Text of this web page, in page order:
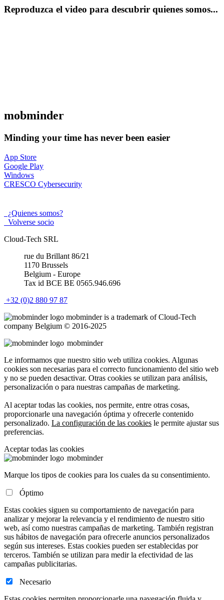
Reproduzca el video para descubrir quienes somos...
mobminder
Minding your time has never been easier
App Store
Google Play
Windows
CRESCO Cybersecurity
¿Quienes somos?
Volverse socio
Cloud-Tech SRL
rue du Brillant 86/21
1170 Brussels
Belgium - Europe
Tax id BCE BE 0565.946.696
+32 (0)2 880 97 87
mobminderis a trademark of Cloud-Tech
company Belgium © 2016-2025
mobminder
Le informamos que nuestro sitio web utiliza cookies. Algunas
cookies son necesarias para el correcto funcionamiento del sitio web
y no se pueden desactivar. Otras cookies se utilizan para análisis,
personalización o para nuestras campañas de marketing.
Al aceptar todas las cookies, nos permite, entre otras cosas,
proporcionarle una navegación óptima y ofrecerle contenido
personalizado. La configuración de las cookies le permite ajustar sus
preferencias.
Aceptar todas las cookies
mobminder
Marque los tipos de cookies para los cuales da su consentimiento.
Óptimo
Estas cookies siguen su comportamiento de navegación para
analizar y mejorar la relevancia y el rendimiento de nuestro sitio
web, así como nuestras campañas de marketing. También registran
sus hábitos de navegación para ofrecerle anuncios personalizados
según sus intereses. Estas cookies pueden ser establecidas por
terceros. También se utilizan para medir la efectividad de las
campañas publicitarias.
Necesario